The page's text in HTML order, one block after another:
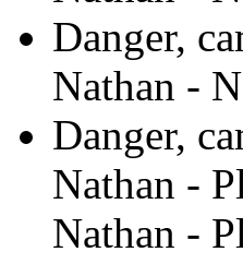
Danger,
Nathan -
Danger,
Nathan -
Nathan -